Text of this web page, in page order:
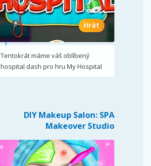
Hrát
Tentokrát máme váš oblíbený
hospital dash pro hru My Hospital
DIY Makeup Salon: SPA
Makeover Studio